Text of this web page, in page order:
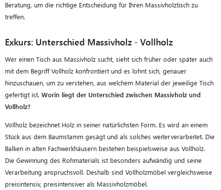
Beratung, um die richtige Entscheidung für Ihren Massivholztisch zu
treffen.
Exkurs: Unterschied Massivholz - Vollholz
Wer einen Tisch aus Massivholz sucht, sieht sich früher oder später auch
mit dem Begriff Vollholz konfrontiert und es lohnt sich, genauer
hinzuschauen, um zu verstehen, aus welchem Material der jeweilige Tisch
gefertigt ist. Worin liegt der Unterschied zwischen Massivholz und
Vollholz?
Vollholz bezeichnet Holz in seiner natürlichsten Form. Es wird an einem
Stück aus dem Baumstamm gesägt und als solches weiterverarbeitet. Die
Balken in alten Fachwerkhäusern bestehen beispielsweise aus Vollholz.
Die Gewinnung des Rohmaterials ist besonders aufwändig und seine
Verarbeitung anspruchsvoll. Deshalb sind Vollholzmöbel vergleichsweise
preisintensiv, preisintensiver als Massivholzmöbel.